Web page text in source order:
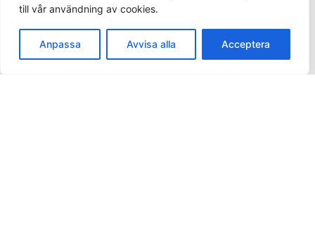
till vår användning av cookies.
Anpassa Avvisa alla Acceptera
Retur
Spåra din order